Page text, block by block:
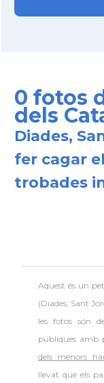
0 fotos
dels
Diades,
fer cagar
trobades
Aquest és un
(Diades, Sant
les fotos són
públiques amb
dels menors
llevat que els